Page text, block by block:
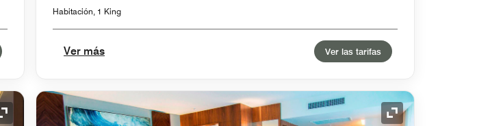
Habitación, 1 King
Ver más Ver las tarifas
Icono de expansión Icono de expansión